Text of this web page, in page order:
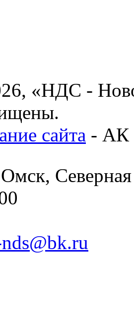
«НДС -
сайта - АК